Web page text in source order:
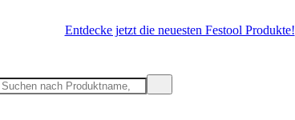
Entdecke jetzt die neuesten Festool Produkte!